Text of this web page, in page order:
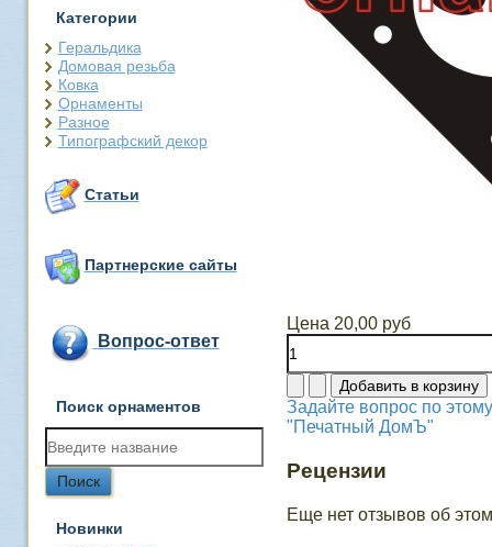
Категории
Геральдика
Домовая резьба
Ковка
Орнаменты
Разное
Типографский декор
Статьи
Партнерские сайты
Вопрос-ответ
Поиск орнаментов
Новинки
Цена 20,00 руб
Задайте вопрос по
"Печатный ДомЪ"
Рецензии
Еще нет отзывов об